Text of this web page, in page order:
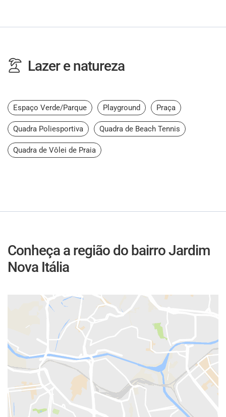
Lazer e natureza
Espaço Verde/Parque Playground Praça
Quadra Poliesportiva Quadra de Beach Tennis
Quadra de Vôlei de Praia
Conheça a região do bairro Jardim
Nova Itália